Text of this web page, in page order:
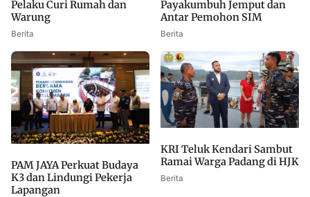
Pelaku Curi Rumah dan
Warung
Berita
Payakumbuh Jemput dan
Antar Pemohon SIM
Berita
PAM JAYA Perkuat Budaya
K3 dan Lindungi Pekerja
Lapangan
KRI Teluk Kendari Sambut
Ramai Warga Padang di HJK
Berita